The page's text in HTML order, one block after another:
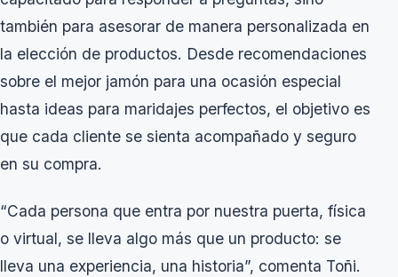
también para asesorar de manera personalizada en
la elección de productos. Desde recomendaciones
sobre el mejor jamón para una ocasión especial
hasta ideas para maridajes perfectos, el objetivo es
que cada cliente se sienta acompañado y seguro
en su compra.
“Cada persona que entra por nuestra puerta, física
o virtual, se lleva algo más que un producto: se
lleva una experiencia, una historia”, comenta Toñi.